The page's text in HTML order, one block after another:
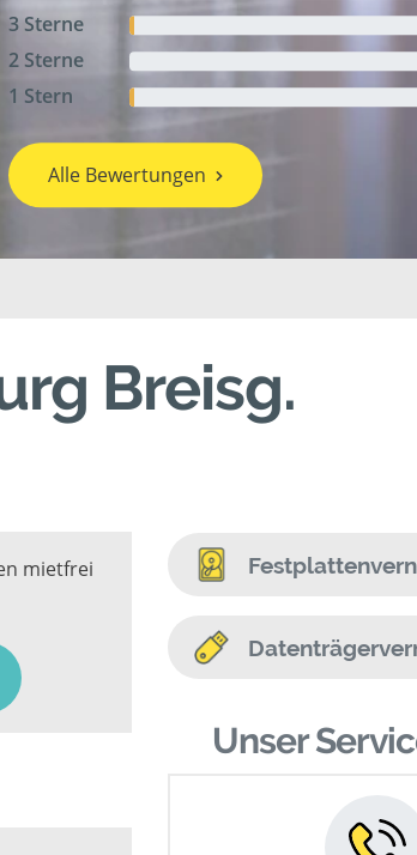
3 Sterne
2 Sterne
1 Stern
Alle Bewertungen
Breisg.
mietfrei
Unser